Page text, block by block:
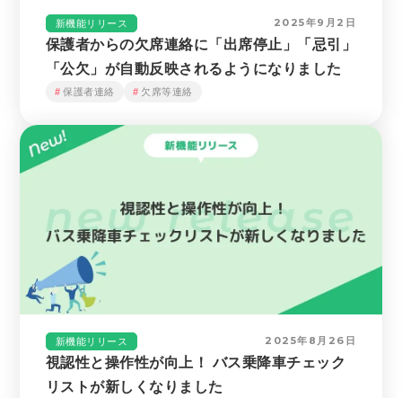
新機能リリース 2025年9月2日
保護者からの欠席連絡に「出席停止」「忌引」
「公欠」が自動反映されるようになりました
保護者連絡 欠席等連絡
新機能リリース 2025年8月26日
視認性と操作性が向上！ バス乗降車チェック
リストが新しくなりました